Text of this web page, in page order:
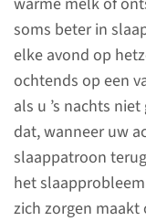
soms beter in
elke avond op
ochtends op een
als u ’s nachts
dat, wanneer uw
slaappatroon
het
zich zorgen
Care
duren
bent.